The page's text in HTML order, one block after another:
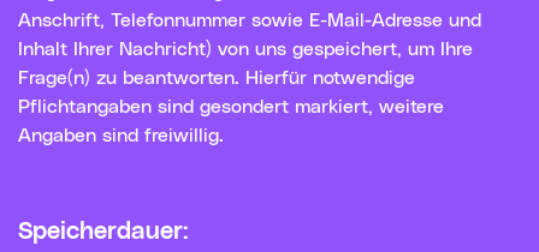
Anschrift, Telefonnummer sowie E-Mail-Adresse und
Inhalt Ihrer Nachricht) von uns gespeichert, um Ihre
Frage(n) zu beantworten. Hierfür notwendige
Pflichtangaben sind gesondert markiert, weitere
Angaben sind freiwillig.
Speicherdauer: